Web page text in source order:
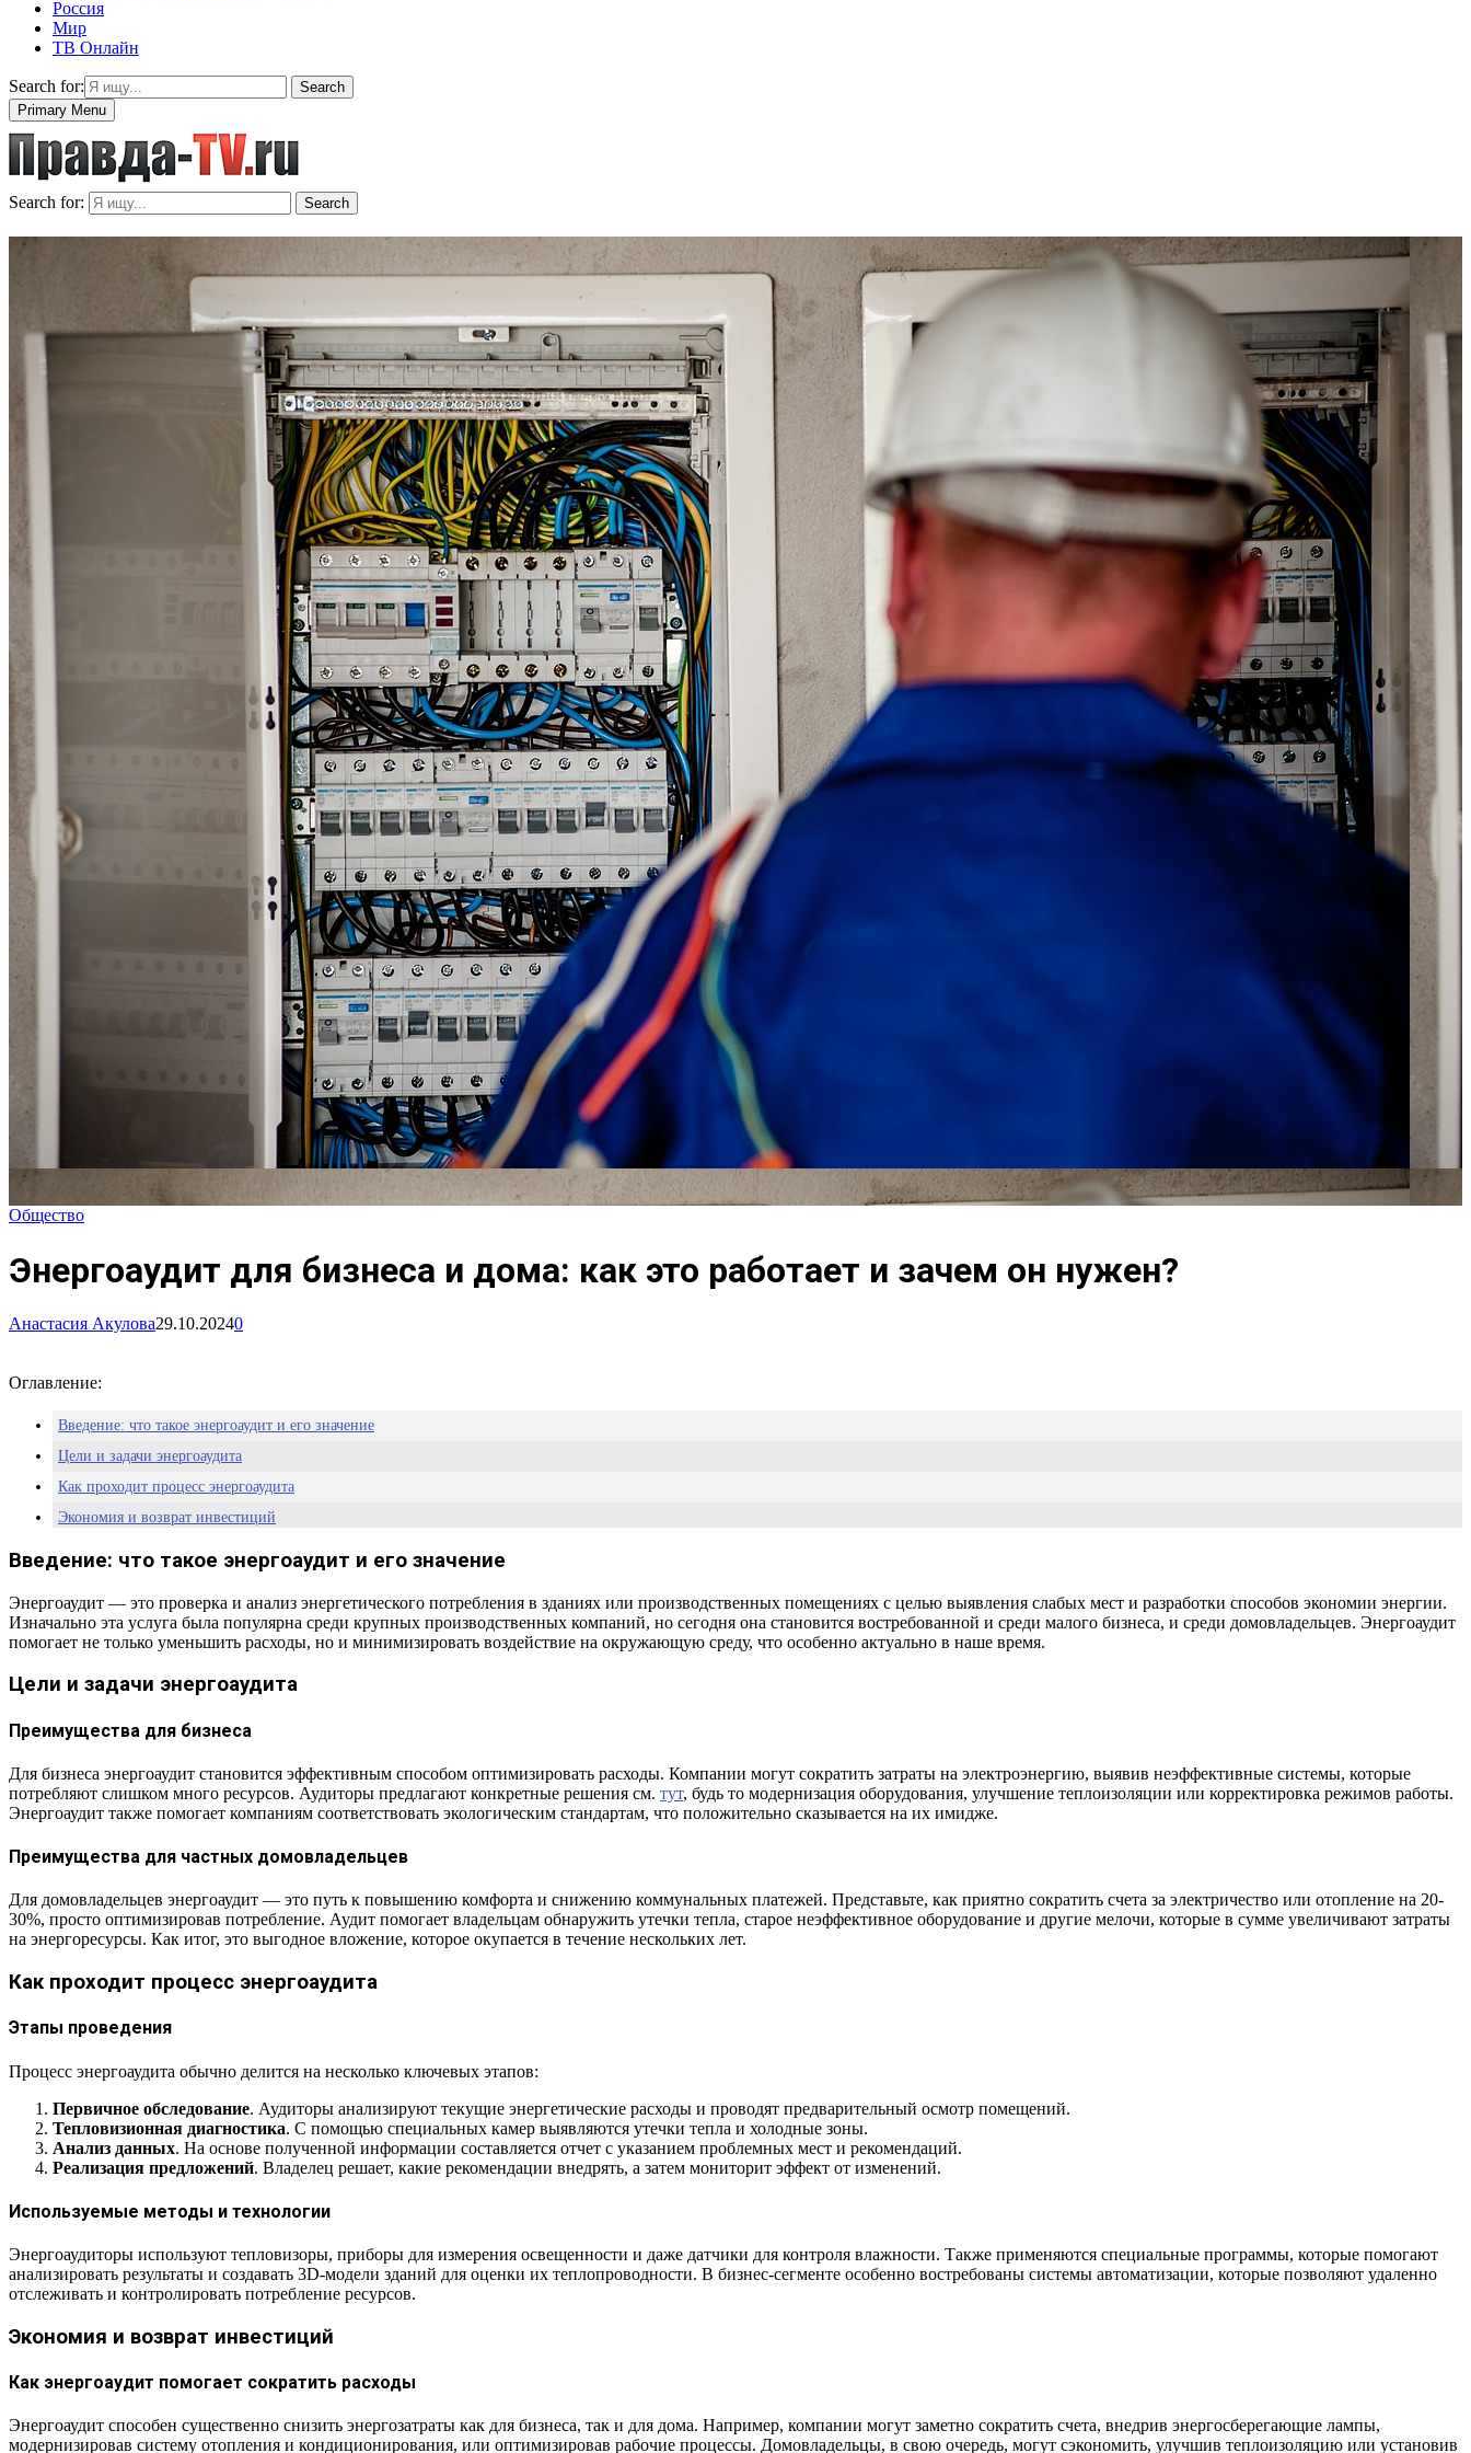
Россия
Мир
ТВ Онлайн
Search for:
Search
Primary Menu
Search for: Search
Общество
Энергоаудит для бизнеса и дома: как это работает и зачем он нужен?
Анастасия Акулова29.10.20240
Оглавление:
Введение: что такое энергоаудит и его значение
Цели и задачи энергоаудита
Как проходит процесс энергоаудита
Экономия и возврат инвестиций
Введение: что такое энергоаудит и его значение
Энергоаудит — это проверка и анализ энергетического потребления в зданиях или производственных помещениях с целью выявления слабых мест и разработки способов экономии энергии.
Изначально эта услуга была популярна среди крупных производственных компаний, но сегодня она становится востребованной и среди малого бизнеса, и среди домовладельцев. Энергоаудит
помогает не только уменьшить расходы, но и минимизировать воздействие на окружающую среду, что особенно актуально в наше время.
Цели и задачи энергоаудита
Преимущества для бизнеса
Для бизнеса энергоаудит становится эффективным способом оптимизировать расходы. Компании могут сократить затраты на электроэнергию, выявив неэффективные системы, которые
потребляют слишком много ресурсов. Аудиторы предлагают конкретные решения см. тут, будь то модернизация оборудования, улучшение теплоизоляции или корректировка режимов работы.
Энергоаудит также помогает компаниям соответствовать экологическим стандартам, что положительно сказывается на их имидже.
Преимущества для частных домовладельцев
Для домовладельцев энергоаудит — это путь к повышению комфорта и снижению коммунальных платежей. Представьте, как приятно сократить счета за электричество или отопление на 20-
30%, просто оптимизировав потребление. Аудит помогает владельцам обнаружить утечки тепла, старое неэффективное оборудование и другие мелочи, которые в сумме увеличивают затраты
на энергоресурсы. Как итог, это выгодное вложение, которое окупается в течение нескольких лет.
Как проходит процесс энергоаудита
Этапы проведения
Процесс энергоаудита обычно делится на несколько ключевых этапов:
Первичное обследование. Аудиторы анализируют текущие энергетические расходы и проводят предварительный осмотр помещений.
Тепловизионная диагностика. С помощью специальных камер выявляются утечки тепла и холодные зоны.
Анализ данных. На основе полученной информации составляется отчет с указанием проблемных мест и рекомендаций.
Реализация предложений. Владелец решает, какие рекомендации внедрять, а затем мониторит эффект от изменений.
Используемые методы и технологии
Энергоаудиторы используют тепловизоры, приборы для измерения освещенности и даже датчики для контроля влажности. Также применяются специальные программы, которые помогают
анализировать результаты и создавать 3D-модели зданий для оценки их теплопроводности. В бизнес-сегменте особенно востребованы системы автоматизации, которые позволяют удаленно
отслеживать и контролировать потребление ресурсов.
Экономия и возврат инвестиций
Как энергоаудит помогает сократить расходы
Энергоаудит способен существенно снизить энергозатраты как для бизнеса, так и для дома. Например, компании могут заметно сократить счета, внедрив энергосберегающие лампы,
модернизировав систему отопления и кондиционирования, или оптимизировав рабочие процессы. Домовладельцы, в свою очередь, могут сэкономить, улучшив теплоизоляцию или установив